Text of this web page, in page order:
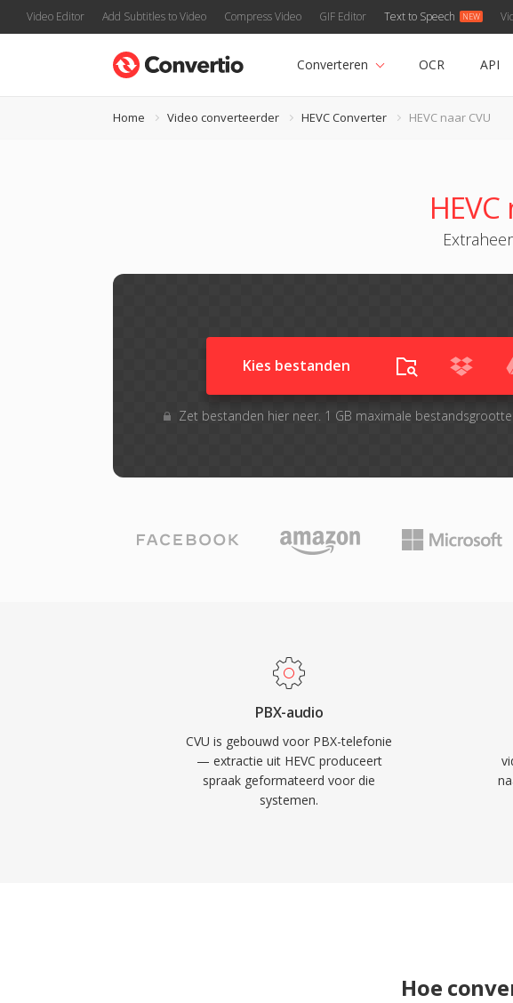
Video Editor Add Subtitles to Video Compress Video GIF Editor Text to Speech
Converteren OCR API
Home Video converteerder HEVC Converter HEVC naar CVU
Kies bestanden
Zet bestanden hier neer. 1 GB maximale
PBX-audio
CVU is gebouwd voor PBX-telefonie
— extractie uit HEVC produceert
spraak geformateerd voor die
systemen.
Hoe